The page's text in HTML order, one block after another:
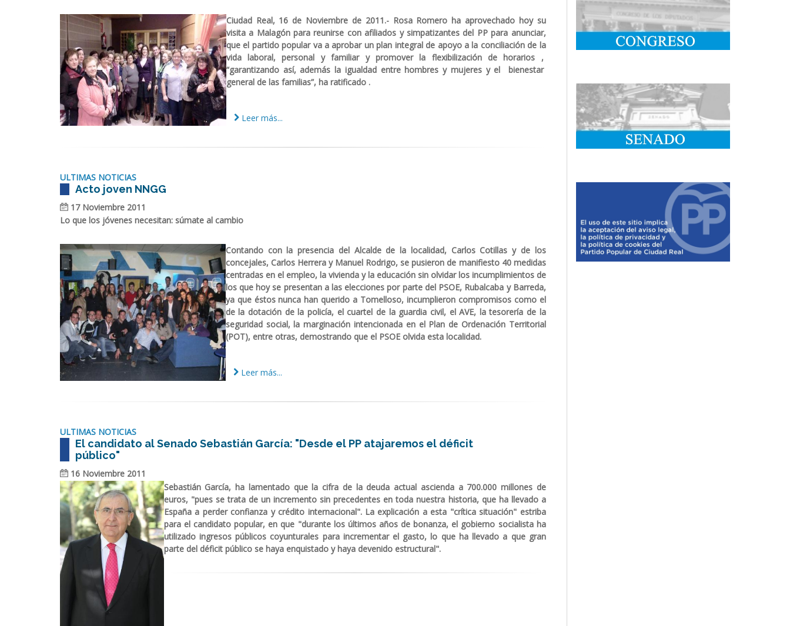
Ciudad Real, 16 de Noviembre de 2011.- Rosa Romero ha aprovechado hoy su
visita a Malagón para reunirse con afiliados y simpatizantes del PP para anunciar,
que el partido popular va a aprobar un plan integral de apoyo a la conciliación de la
vida laboral, personal y familiar y promover la flexibilización de horarios ,
“garantizando así, además la igualdad entre hombres y mujeres y el bienestar
general de las familias”, ha ratificado .
Leer más...
ULTIMAS NOTICIAS
Acto joven NNGG
17 Noviembre 2011
Lo que los jóvenes necesitan: súmate al cambio
Contando con la presencia del Alcalde de la localidad, Carlos Cotillas y de los
concejales, Carlos Herrera y Manuel Rodrigo, se pusieron de manifiesto 40 medidas
centradas en el empleo, la vivienda y la educación sin olvidar los incumplimientos de
los que hoy se presentan a las elecciones por parte del PSOE, Rubalcaba y Barreda,
ya que éstos nunca han querido a Tomelloso, incumplieron compromisos como el
de la dotación de la policía, el cuartel de la guardia civil, el AVE, la tesorería de la
seguridad social, la marginación intencionada en el Plan de Ordenación Territorial
(POT), entre otras, demostrando que el PSOE olvida esta localidad.
Leer más...
ULTIMAS NOTICIAS
El candidato al Senado Sebastián García: "Desde el PP atajaremos el déficit
público"
16 Noviembre 2011
Sebastián García, ha lamentado que la cifra de la deuda actual ascienda a 700.000 millones de
euros, "pues se trata de un incremento sin precedentes en toda nuestra historia, que ha llevado a
España a perder confianza y crédito internacional". La explicación a esta "crítica situación" estriba
para el candidato popular, en que "durante los últimos años de bonanza, el gobierno socialista ha
utilizado ingresos públicos coyunturales para incrementar el gasto, lo que ha llevado a que gran
parte del déficit público se haya enquistado y haya devenido estructural".